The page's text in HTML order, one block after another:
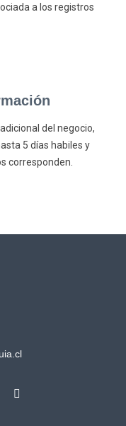
a los registros
del negocio,
5 días habiles y
corresponden.